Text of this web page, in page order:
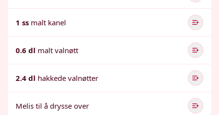
1 ss malt kanel
0.6 dl malt valnøtt
2.4 dl hakkede valnøtter
Melis til å drysse over